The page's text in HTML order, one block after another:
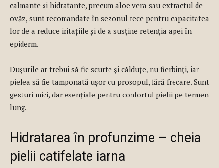
calmante și hidratante, precum aloe vera sau extractul de
ovăz, sunt recomandate în sezonul rece pentru capacitatea
lor de a reduce iritațiile și de a susține retenția apei în
epiderm.
Dușurile ar trebui să fie scurte și călduțe, nu fierbinți, iar
pielea să fie tamponată ușor cu prosopul, fără frecare. Sunt
gesturi mici, dar esențiale pentru confortul pielii pe termen
lung.
Hidratarea în profunzime – cheia
pielii catifelate iarna